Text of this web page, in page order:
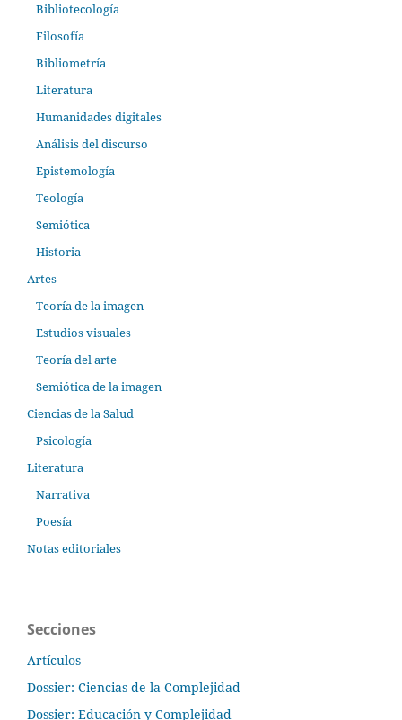
Bibliotecología
Filosofía
Bibliometría
Literatura
Humanidades digitales
Análisis del discurso
Epistemología
Teología
Semiótica
Historia
Artes
Teoría de la imagen
Estudios visuales
Teoría del arte
Semiótica de la imagen
Ciencias de la Salud
Psicología
Literatura
Narrativa
Poesía
Notas editoriales
Secciones
Artículos
Dossier: Ciencias de la Complejidad
Dossier: Educación y Complejidad